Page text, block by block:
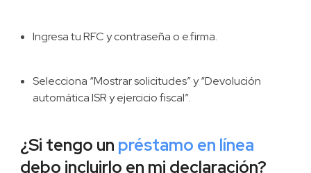
Ingresa tu RFC y contraseña o e.firma.
Selecciona “Mostrar solicitudes” y “Devolución
automática ISR y ejercicio fiscal”.
¿Si tengo un préstamo en línea
debo incluirlo en mi declaración?